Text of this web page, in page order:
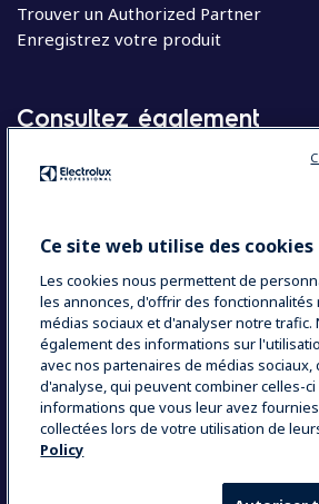
Trouver un Authorized Partner
Enregistrez votre produit
Consultez également
Molteni
Appareils électroménagers
COUNTRY AND
VOTRE SÉLECTION :
Data Privacy Statement
Conditions générales de
Ce site web utilise des cookies
Les cookies nous permettent de
les annonces, d'offrir des fonctionnalités
médias sociaux et d'analyser notre trafic.
également des informations sur
avec nos partenaires de médias sociaux,
d'analyse, qui peuvent combiner celles-ci
informations que vous leur avez
collectées lors de votre utilisation de
Policy